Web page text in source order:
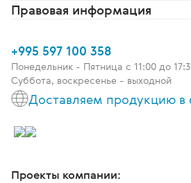
Правовая информация
+995 597 100 358
Понедельник - Пятница c 11:00 до
Суббота, воскресенье - выходной
Доставляем продукцию в
Проекты компании: